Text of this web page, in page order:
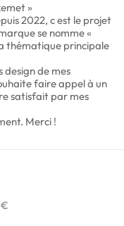
»
2022, c est le projet
se nomme «
thématique principale
design de mes
faire appel à un
satisfait par mes
Merci !